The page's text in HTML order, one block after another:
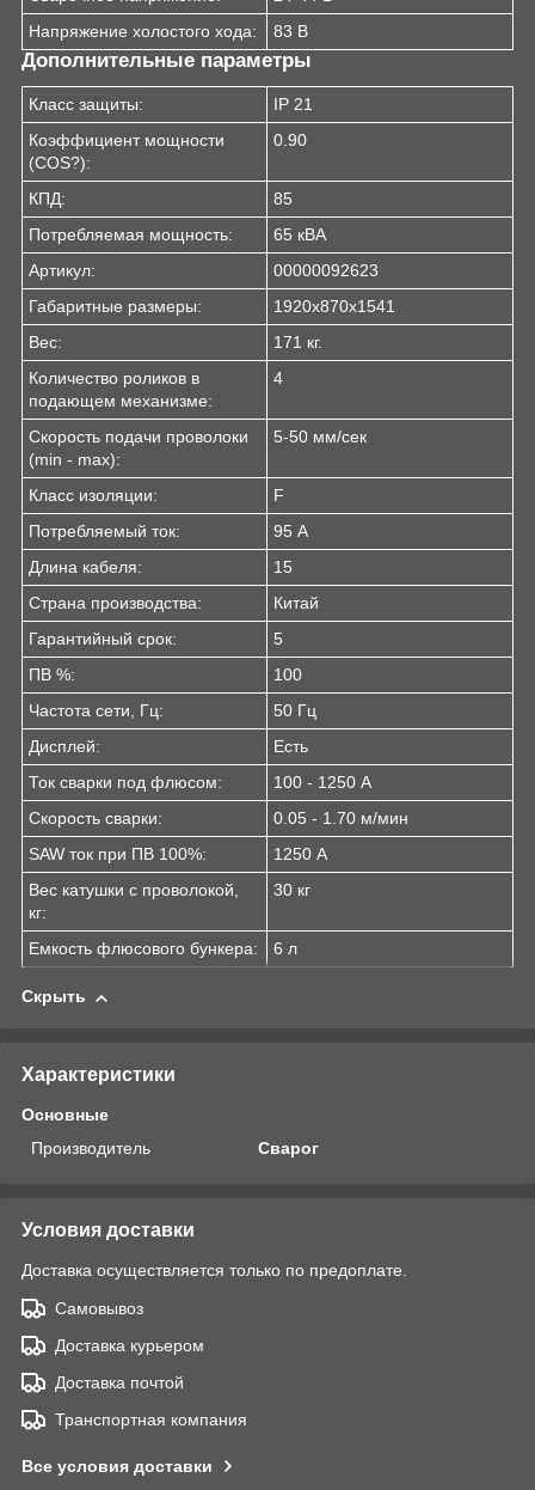
Напряжение холостого хода:
83 В
Дополнительные параметры
Класс защиты:
IP 21
Коэффициент мощности
(COS?):
0.90
КПД:
85
Потребляемая мощность:
65 кВА
Артикул:
00000092623
Габаритные размеры:
1920х870х1541
Вес:
171 кг.
Количество роликов в
подающем механизме:
4
Скорость подачи проволоки
(min - max):
5-50 мм/сек
Класс изоляции:
F
Потребляемый ток:
95 А
Длина кабеля:
15
Страна производства:
Китай
Гарантийный срок:
5
ПВ %:
100
Частота сети, Гц:
50 Гц
Дисплей:
Есть
Ток сварки под флюсом:
100 - 1250 А
Скорость сварки:
0.05 - 1.70 м/мин
SAW ток при ПВ 100%:
1250 А
Вес катушки с проволокой,
кг:
30 кг
Емкость флюсового бункера: 6 л
Скрыть
Характеристики
Основные
Производитель
Сварог
Условия доставки
Доставка осуществляется только по предоплате.
Самовывоз
Доставка курьером
Доставка почтой
Транспортная компания
Все условия доставки